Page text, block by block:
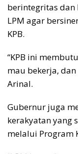
berintegritas
LPM agar
KPB.
“KPB ini
mau bekerja,
Arinal.
Gubernur juga
kerakyatan yang
melalui Program